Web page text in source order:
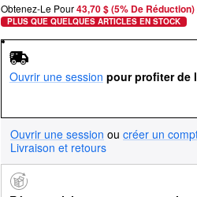
Obtenez-Le Pour43,70 $ (5% De Réduction)
PLUS QUE QUELQUES ARTICLES EN STOCK
Ouvrir une session pour profiter de
Ouvrir une session ou créer un
Livraison et retours